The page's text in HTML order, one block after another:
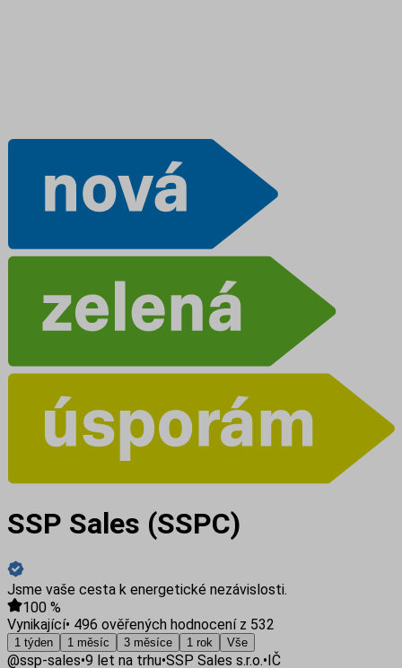
SSP Sales (SSPC)
Jsme vaše cesta k energetické nezávislosti.
100 %
Vynikající• 496 ověřených hodnocení z 532
1 týden 1 měsíc 3 měsíce 1 rok Vše
@ssp-sales•9 let na trhu•SSP Sales s.r.o.•IČ